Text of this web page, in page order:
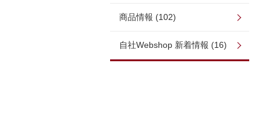
商品情報 (102)
自社Webshop 新着情報 (16)